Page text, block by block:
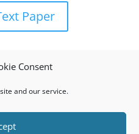
Consent
and our service.
Paper